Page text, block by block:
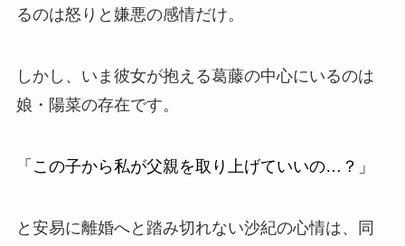
るのは怒りと嫌悪の感情だけ。
しかし、いま彼女が抱える葛藤の中心にいるのは
娘・陽菜の存在です。
「この子から私が父親を取り上げていいの…？」
と安易に離婚へと踏み切れない沙紀の心情は、同